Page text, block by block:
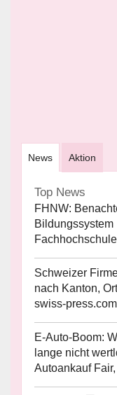
News Aktion
Top News
FHNW:
Bildungssystem
Schweizer
nach Kanton,
swiss-
E-Auto-Boom:
lange nicht
Autoankauf